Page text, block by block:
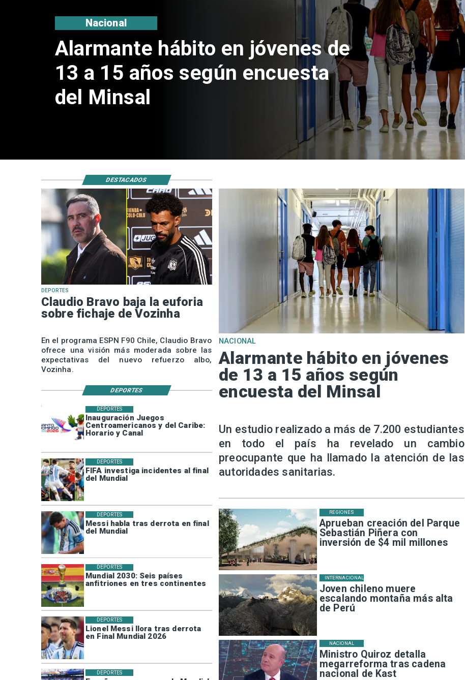
Claudio Bravo baja la euforia
sobre fichaje de Vozinha
Deportes
Inauguración Juegos
Centroamericanos y del Caribe:
Horario y Canal
DEPORTES
FIFA investiga incidentes al final
del Mundial
DEPORTES
Messi habla tras derrota en final
del Mundial
DEPORTES
Mundial 2030: Seis países
anfitriones en tres continentes
DEPORTES
Lionel Messi llora tras derrota
en Final Mundial 2026
DEPORTES
DEPORTES
Aprueban creación del Parque
Sebastián Piñera con
inversión de $4 mil millones
REGIONES
Joven chileno muere
escalando montaña más alta
de Perú
INTERNACIONAL
Ministro Quiroz detalla
megarreforma tras cadena
nacional de Kast
NACIONAL
DEPORTES
Claudio Bravo baja la euforia
sobre fichaje de Vozinha
En el programa ESPN F90 Chile, Claudio Bravo
ofrece una visión más moderada sobre las
expectativas del nuevo refuerzo albo,
Vozinha.
NACIONAL
Alarmante hábito en jóvenes
de 13 a 15 años según
encuesta del Minsal
Un estudio realizado a más de 7.200 estudiantes
en todo el país ha revelado un cambio
preocupante que ha llamado la atención de las
autoridades sanitarias.
DESTACADOS
DEPORTES